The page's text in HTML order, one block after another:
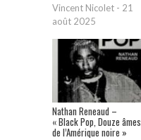
Vincent Nicolet - 21
août 2025
Nathan Reneaud –
« Black Pop, Douze âmes
de l’Amérique noire »